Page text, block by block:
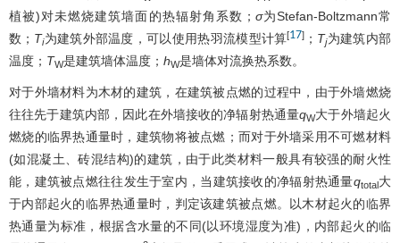
植被)对未燃烧建筑墙面的热辐射角系数； σ为Stefan-Boltzmann常
数； Ti为建筑外部温度，可以使用热羽流模型计算[17] ； Tj为建筑内部
温度； TW是建筑墙体温度； hW是墙体对流换热系数。
对于外墙材料为木材的建筑，在建筑被点燃的过程中，由于外墙燃烧
往往先于建筑内部，因此在外墙接收的净辐射热通量qW大于外墙起火
燃烧的临界热通量时，建筑物将被点燃；而对于外墙采用不可燃材料
(如混凝土、砖混结构)的建筑，由于此类材料一般具有较强的耐火性
能，建筑被点燃往往发生于室内，当建筑接收的净辐射热通量qtotal大
于内部起火的临界热通量时，判定该建筑被点燃。以木材起火的临界
热通量为标准，根据含水量的不同(以环境湿度为准)，内部起火的临